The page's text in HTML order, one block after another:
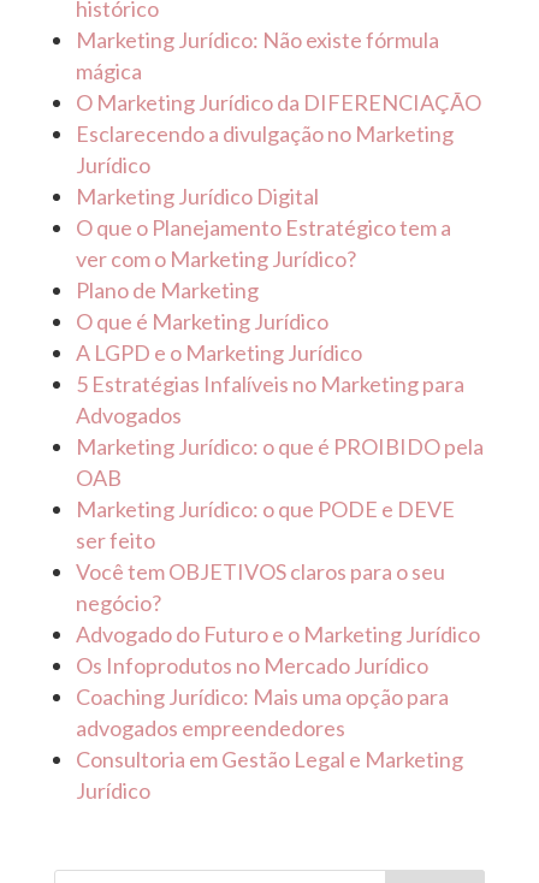
histórico
Marketing Jurídico: Não existe fórmula
mágica
O Marketing Jurídico da DIFERENCIAÇÃO
Esclarecendo a divulgação no Marketing
Jurídico
Marketing Jurídico Digital
O que o Planejamento Estratégico tem a
ver com o Marketing Jurídico?
Plano de Marketing
O que é Marketing Jurídico
A LGPD e o Marketing Jurídico
5 Estratégias Infalíveis no Marketing para
Advogados
Marketing Jurídico: o que é PROIBIDO pela
OAB
Marketing Jurídico: o que PODE e DEVE
ser feito
Você tem OBJETIVOS claros para o seu
negócio?
Advogado do Futuro e o Marketing Jurídico
Os Infoprodutos no Mercado Jurídico
Coaching Jurídico: Mais uma opção para
advogados empreendedores
Consultoria em Gestão Legal e Marketing
Jurídico